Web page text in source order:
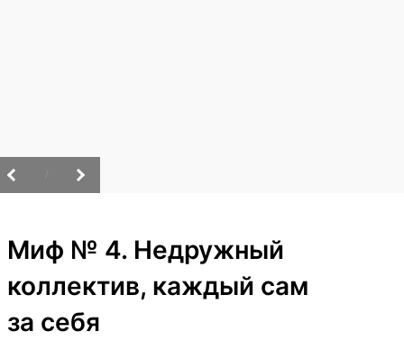
Миф № 4. Недружный
коллектив, каждый сам
за себя